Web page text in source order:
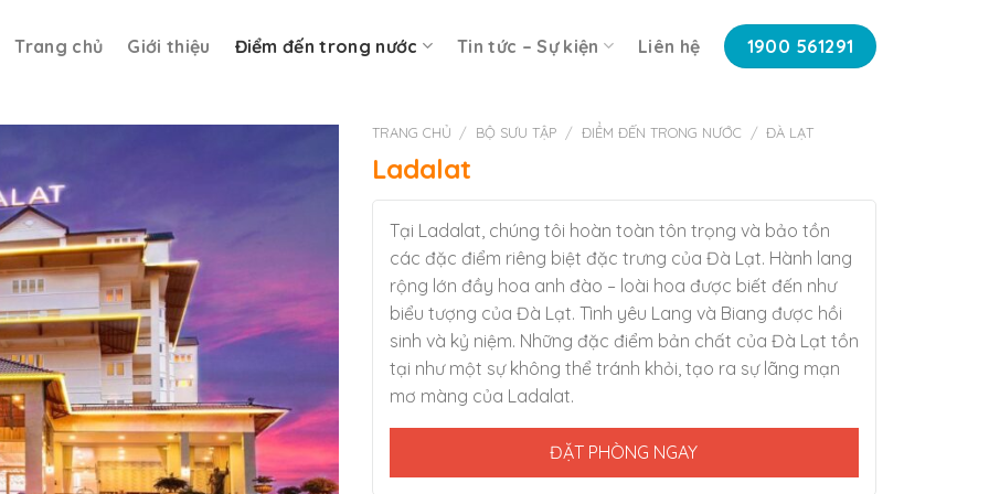
Trang chủ Giới thiệu Điểm đến trong nước Tin tức – Sự kiện Liên hệ 1900 561291
TRANG CHỦ / BỘ SƯU TẬP / ĐIỂM ĐẾN TRONG NƯỚC / ĐÀ LẠT
Ladalat
Tại Ladalat, chúng tôi hoàn toàn tôn trọng và bảo tồn
các đặc điểm riêng biệt đặc trưng của Đà Lạt. Hành lang
rộng lớn đầy hoa anh đào – loài hoa được biết đến như
biểu tượng của Đà Lạt. Tình yêu Lang và Biang được hồi
sinh và kỷ niệm. Những đặc điểm bản chất của Đà Lạt tồn
tại như một sự không thể tránh khỏi, tạo ra sự lãng mạn
mơ màng của Ladalat.
ĐẶT PHÒNG NGAY